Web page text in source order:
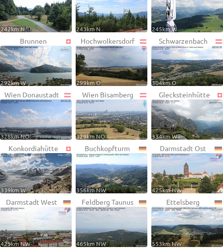
242km N 243km N 245km W
Brunnen
292km W
Hochwolkersdorf
299km O
Schwarzenbach
304km O
Wien Donaustadt
328km NO
Wien Bisamberg
329km NO
Glecksteinhütte
334km W
Konkordiahütte
339km W
Buchkopfturm
356km NW
Darmstadt Ost
425km NW
Darmstadt West
425km NW
Feldberg Taunus
465km NW
Ettelsberg
553km NW